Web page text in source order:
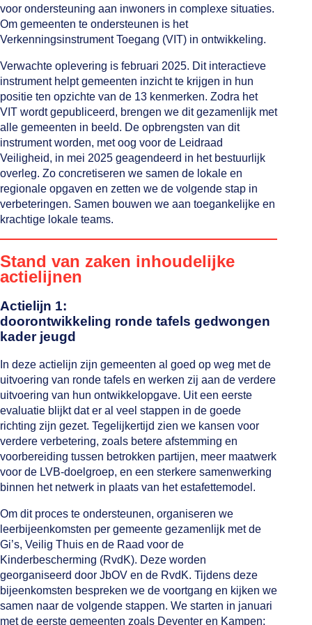
voor ondersteuning aan inwoners in complexe situaties.
Om gemeenten te ondersteunen is het
Verkenningsinstrument Toegang (VIT) in ontwikkeling.
Verwachte oplevering is februari 2025. Dit interactieve
instrument helpt gemeenten inzicht te krijgen in hun
positie ten opzichte van de 13 kenmerken. Zodra het
VIT wordt gepubliceerd, brengen we dit gezamenlijk met
alle gemeenten in beeld. De opbrengsten van dit
instrument worden, met oog voor de Leidraad
Veiligheid, in mei 2025 geagendeerd in het bestuurlijk
overleg. Zo concretiseren we samen de lokale en
regionale opgaven en zetten we de volgende stap in
verbeteringen. Samen bouwen we aan toegankelijke en
krachtige lokale teams.
Stand van zaken inhoudelijke
actielijnen
Actielijn 1:
doorontwikkeling ronde tafels gedwongen
kader jeugd
In deze actielijn zijn gemeenten al goed op weg met de
uitvoering van ronde tafels en werken zij aan de verdere
uitvoering van hun ontwikkelopgave. Uit een eerste
evaluatie blijkt dat er al veel stappen in de goede
richting zijn gezet. Tegelijkertijd zien we kansen voor
verdere verbetering, zoals betere afstemming en
voorbereiding tussen betrokken partijen, meer maatwerk
voor de LVB-doelgroep, en een sterkere samenwerking
binnen het netwerk in plaats van het estafettemodel.
Om dit proces te ondersteunen, organiseren we
leerbijeenkomsten per gemeente gezamenlijk met de
Gi’s, Veilig Thuis en de Raad voor de
Kinderbescherming (RvdK). Deze worden
georganiseerd door JbOV en de RvdK. Tijdens deze
bijeenkomsten bespreken we de voortgang en kijken we
samen naar de volgende stappen. We starten in januari
met de eerste gemeenten zoals Deventer en Kampen;